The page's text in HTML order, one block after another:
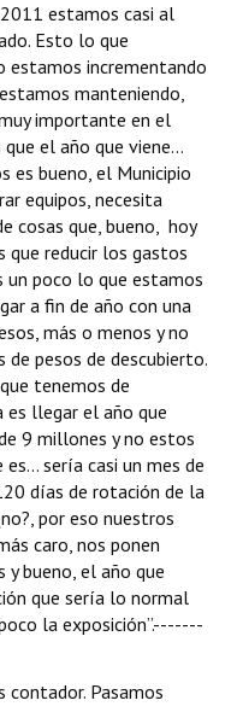
estamos casi al
Esto lo que
estamos incrementando
manteniendo,
importante en el
el año que viene...
es bueno, el Municipio
equipos, necesita
cosas que, bueno, hoy
que reducir los gastos
un poco lo que estamos
a fin de año con una
más o menos y no
pesos de descubierto.
tenemos de
es llegar el año que
9 millones y no estos
sería casi un mes de
días de rotación de la
por eso nuestros
caro, nos ponen
bueno, el año que
que sería lo normal
la exposición”.-------
contador. Pasamos